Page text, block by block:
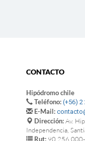
CONTACTO
Hipódromo chile
Teléfono: (+56) 2
E-Mail:
Dirección:Av.
Independencia,
Rut: